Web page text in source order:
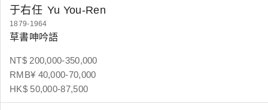
于右任 Yu You-Ren
1879-1964
草書呻吟語
NT$ 200,000-350,000
RMB¥ 40,000-70,000
HK$ 50,000-87,500